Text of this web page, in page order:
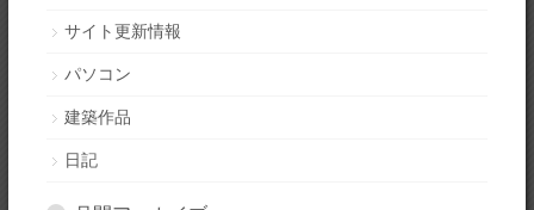
サイト更新情報
パソコン
建築作品
日記